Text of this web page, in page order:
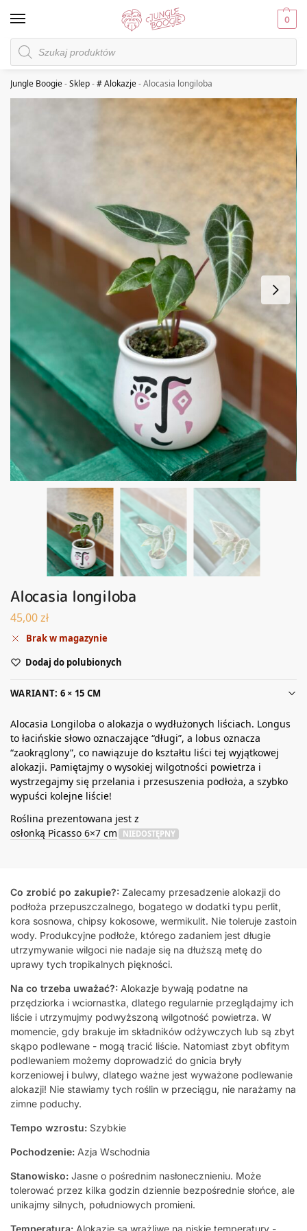
0
Jungle Boogie-Sklep-# Alokazje-Alocasia longiloba
Alocasia longiloba
45,00zł
Brak w magazynie
Dodaj do polubionych
WARIANT: 6 × 15 CM
Alocasia Longiloba o alokazja o wydłużonych liściach. Longus
to łacińskie słowo oznaczające “długi”, a lobus oznacza
“zaokrąglony”, co nawiązuje do kształtu liści tej wyjątkowej
alokazji. Pamiętajmy o wysokiej wilgotności powietrza i
wystrzegajmy się przelania i przesuszenia podłoża, a szybko
wypuści kolejne liście!
Roślina prezentowana jest z
osłonką Picasso 6×7 cm
NIEDOSTĘPNY
Co zrobić po zakupie?: Zalecamy przesadzenie alokazji do
podłoża przepuszczalnego, bogatego w dodatki typu perlit,
kora sosnowa, chipsy kokosowe, wermikulit. Nie toleruje zastoin
wody. Produkcyjne podłoże, którego zadaniem jest długie
utrzymywanie wilgoci nie nadaje się na dłuższą metę do
uprawy tych tropikalnych piękności.
Na co trzeba uważać?: Alokazje bywają podatne na
przędziorka i wciornastka, dlatego regularnie przeglądajmy ich
liście i utrzymujmy podwyższoną wilgotność powietrza. W
momencie, gdy brakuje im składników odżywczych lub są zbyt
skąpo podlewane - mogą tracić liście. Natomiast zbyt obfitym
podlewaniem możemy doprowadzić do gnicia bryły
korzeniowej i bulwy, dlatego ważne jest wyważone podlewanie
alokazji! Nie stawiamy tych roślin w przeciągu, nie narażamy na
zimne poduchy.
Tempo wzrostu: Szybkie
Pochodzenie: Azja Wschodnia
Stanowisko: Jasne o pośrednim nasłonecznieniu. Może
tolerować przez kilka godzin dziennie bezpośrednie słońce, ale
unikajmy silnych, południowych promieni.